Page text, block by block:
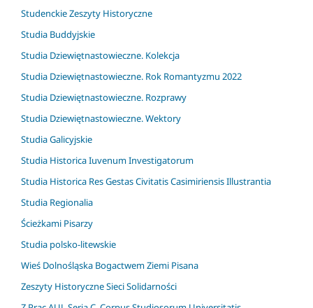
Studenckie Zeszyty Historyczne
Studia Buddyjskie
Studia Dziewiętnastowieczne. Kolekcja
Studia Dziewiętnastowieczne. Rok Romantyzmu 2022
Studia Dziewiętnastowieczne. Rozprawy
Studia Dziewiętnastowieczne. Wektory
Studia Galicyjskie
Studia Historica Iuvenum Investigatorum
Studia Historica Res Gestas Civitatis Casimiriensis Illustrantia
Studia Regionalia
Ścieżkami Pisarzy
Studia polsko-litewskie
Wieś Dolnośląska Bogactwem Ziemi Pisana
Zeszyty Historyczne Sieci Solidarności